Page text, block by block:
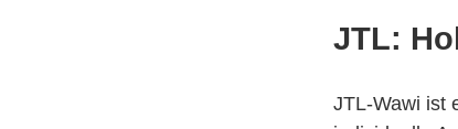
JTL:
JTL-Wawi ist